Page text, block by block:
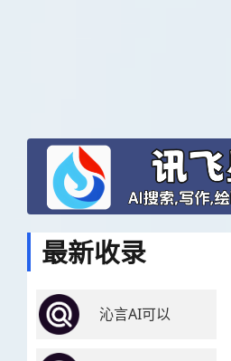
最新收录
沁言AI可以